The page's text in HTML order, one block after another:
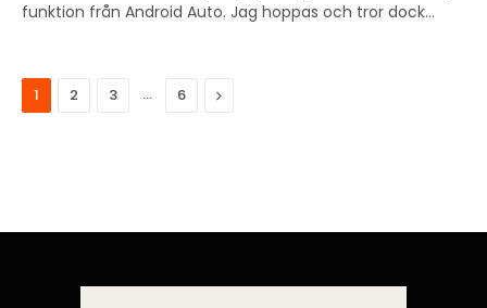
funktion från Android Auto. Jag hoppas och tror dock…
1 2 3 … 6 Next